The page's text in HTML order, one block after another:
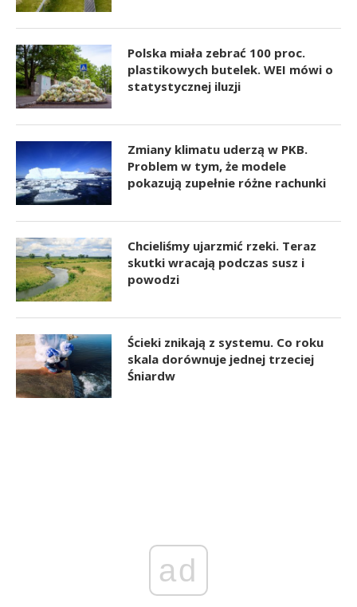
Polska miała zebrać 100 proc.
plastikowych butelek. WEI mówi o
statystycznej iluzji
Zmiany klimatu uderzą w PKB.
Problem w tym, że modele
pokazują zupełnie różne rachunki
Chcieliśmy ujarzmić rzeki. Teraz
skutki wracają podczas susz i
powodzi
Ścieki znikają z systemu. Co roku
skala dorównuje jednej trzeciej
Śniardw
ad